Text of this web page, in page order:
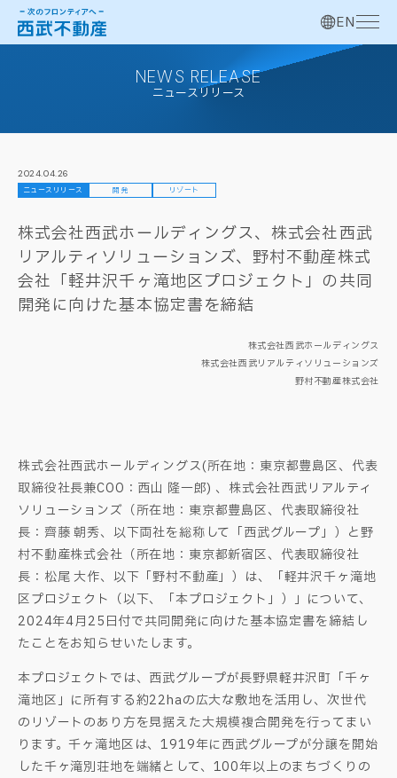
EN
NEWS RELEASE
ニュースリリース
2024.04.26
ニュースリリース 開発 リゾート
株式会社西武ホールディングス、株式会社西武
リアルティソリューションズ、野村不動産株式
会社「軽井沢千ヶ滝地区プロジェクト」の共同
開発に向けた基本協定書を締結
株式会社西武ホールディングス
株式会社西武リアルティソリューションズ
野村不動産株式会社
株式会社西武ホールディングス(所在地：東京都豊島区、代表
取締役社長兼COO：西山 隆一郎) 、株式会社西武リアルティ
ソリューションズ（所在地：東京都豊島区、代表取締役社
長：齊藤 朝秀、以下両社を総称して「西武グループ」）と野
村不動産株式会社（所在地：東京都新宿区、代表取締役社
長：松尾 大作、以下「野村不動産」）は、「軽井沢千ヶ滝地
区プロジェクト（以下、「本プロジェクト」）」について、
2024年4月25日付で共同開発に向けた基本協定書を締結し
たことをお知らせいたします。
本プロジェクトでは、西武グループが長野県軽井沢町「千ヶ
滝地区」に所有する約22haの広大な敷地を活用し、次世代
のリゾートのあり方を見据えた大規模複合開発を行ってまい
ります。千ヶ滝地区は、1919年に西武グループが分譲を開始
した千ヶ滝別荘地を端緒として、100年以上のまちづくりの